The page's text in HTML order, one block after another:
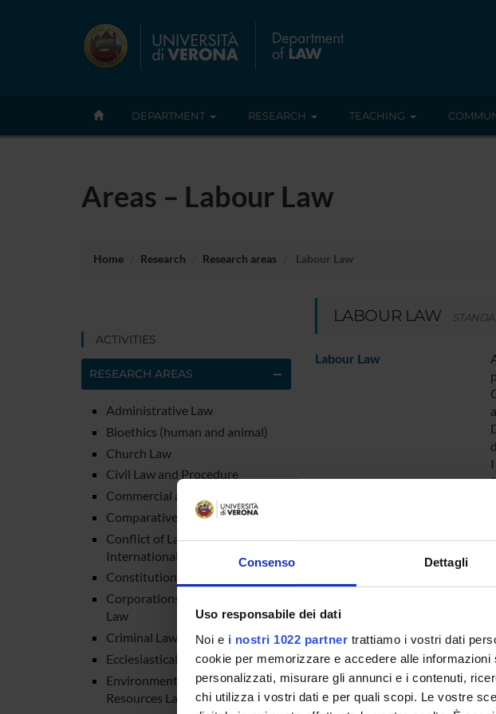
Consenso Dettagli
Uso responsabile dei dati
Noi e i nostri 1022 partner trattiamo i vostri dati
cookie per memorizzare e accedere alle
personalizzati, misurare gli annunci e i contenuti,
chi utilizza i vostri dati e per quali scopi. Le vostre
DEPARTMENT RESEARCH TEACHING
Areas – Labour Law
Home Research Research areas Labour Law
ACTIVITIES
RESEARCH AREAS
Administrative Law
Bioethics (human and animal)
Church Law
Civil Law and Procedure
Commercial and Contract Law
Comparative Law
Conflict of Laws (Private
International Law)
Constitutional Law
Corporations and Associations
Law
Criminal Law and Procedure
Ecclesiastical Law
Environmental and Natural
Resources Law
LABOUR LAW
Labour Law